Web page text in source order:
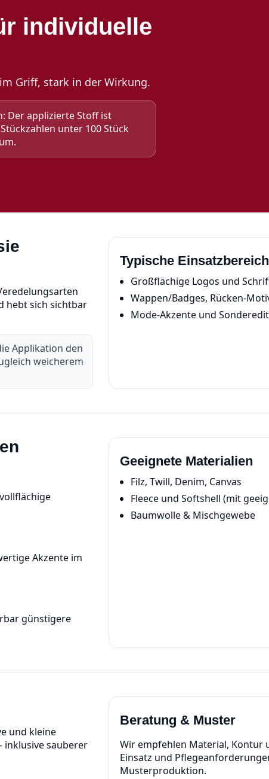
individuelle
Griff, stark in der Wirkung.
Der applizierte Stoff ist
unter 100 Stück
hebt sich sichtbar
Applikation den
weicherem
Typische
Großflächige Logos und
Wappen/Badges,
Mode‑Akzente und
Akzente im
günstigere
Geeignete Materialien
Filz, Twill, Denim, Canvas
Fleece und Softshell (mit
Baumwolle & Mischgewebe
und kleine
inklusive sauberer
Beratung & Muster
Wir empfehlen Material, Kontur
Einsatz und
Musterproduktion.